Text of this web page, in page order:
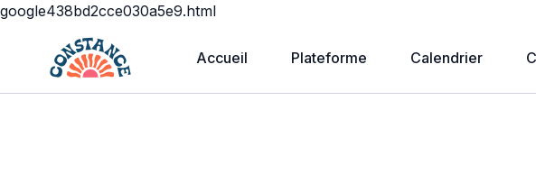
google438bd2cce030a5e9.html
Accueil Plateforme Calendrier